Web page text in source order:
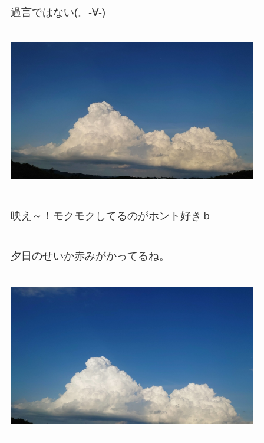
過言ではない(。-∀-)
映え～！モクモクしてるのがホント好きｂ
夕日のせいか赤みがかってるね。